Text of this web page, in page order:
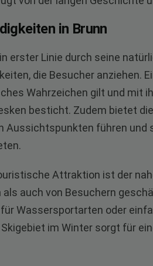
in Brunn
erster Linie durch seine
die Besucher anziehen.
Wahrzeichen gilt und mit
besticht. Zudem bietet
Aussichtspunkten führen und
Attraktion ist der
als auch von Besuchern
Wassersportarten oder
im Winter sorgt für